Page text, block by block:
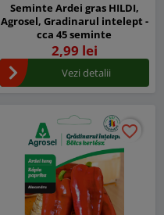
Seminte Ardei gras HILDI,
Agrosel, Gradinarul intelept -
cca 45 seminte
2,99 lei
Vezi detalii
favorite_border
favorite_border